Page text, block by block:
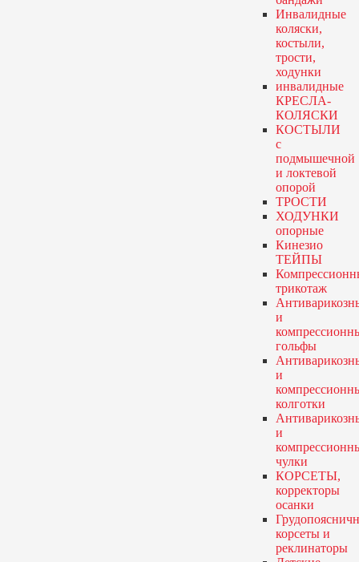
Инвалидные
коляски,
костыли,
трости,
ходунки
инвалидные
КРЕСЛА-
КОЛЯСКИ
КОСТЫЛИ
с
подмышечной
и локтевой
опорой
ТРОСТИ
ХОДУНКИ
опорные
Кинезио
ТЕЙПЫ
трикотаж
и
гольфы
и
колготки
и
чулки
КОРСЕТЫ,
корректоры
осанки
корсеты и
реклинаторы